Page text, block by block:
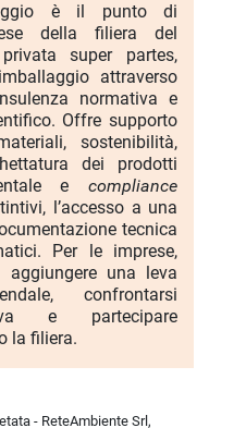
è il punto di
della filiera del
super partes,
attraverso
normativa e
Offre supporto
sostenibilità,
dei prodotti
ecompliance
l’accesso a una
tecnica
Per le imprese,
aggiungere una leva
confrontarsi
e partecipare
la filiera.
- ReteAmbiente Srl,